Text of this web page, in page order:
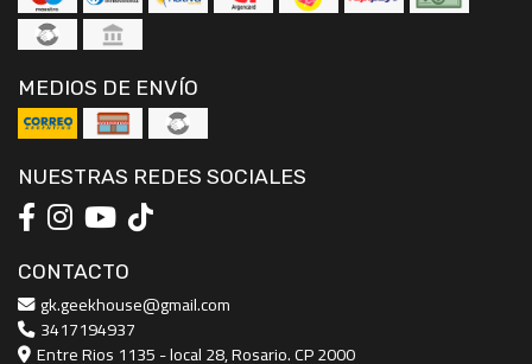
MEDIOS DE ENVÍO
NUESTRAS REDES SOCIALES
CONTACTO
gk.geekhouse@gmail.com
3417194937
Entre Rios 1135 - local 28, Rosario. CP 2000